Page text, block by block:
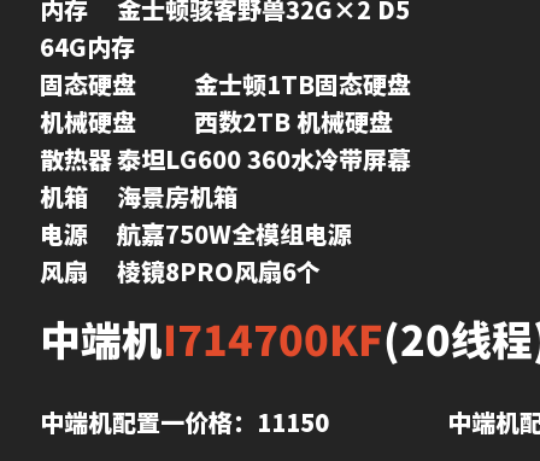
内存	金士顿骇客野兽32G×2 D5
64G内存
固态硬盘	金士顿1TB固态硬盘
机械硬盘	西数2TB 机械硬盘
散热器	泰坦LG600 360水冷带屏幕
机箱	海景房机箱
电源	航嘉750W全模组电源
风扇	棱镜8PRO风扇6个
中端机 I714700KF(20线
中端机配置一价格：11150 中端机